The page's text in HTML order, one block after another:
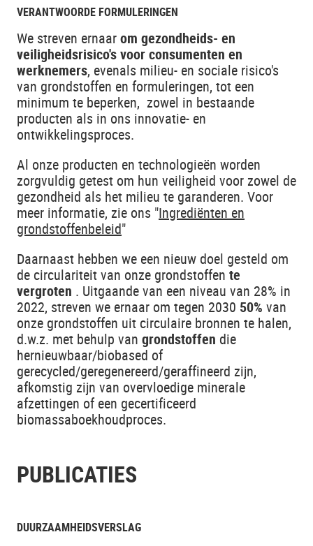
VERANTWOORDE FORMULERINGEN
We streven ernaarom gezondheids- en
veiligheidsrisico's voor consumenten en
werknemers, evenals milieu- en sociale risico's
van grondstoffen en formuleringen, tot een
minimum te beperken, zowel in bestaande
producten als in ons innovatie- en
ontwikkelingsproces.
Al onze producten en technologieën worden
zorgvuldig getest om hun veiligheid voor zowel de
gezondheid als het milieu te garanderen. Voor
meer informatie, zie ons "Ingrediënten en
grondstoffenbeleid"
Daarnaast hebben we een nieuw doel gesteld om
de circulariteit van onze grondstoffen te
vergroten . Uitgaande van een niveau van 28% in
2022, streven we ernaar om tegen 2030 50% van
onze grondstoffen uit circulaire bronnen te halen,
d.w.z. met behulp van grondstoffen die
hernieuwbaar/biobased of
gerecycled/geregenereerd/geraffineerd zijn,
afkomstig zijn van overvloedige minerale
afzettingen of een gecertificeerd
biomassaboekhoudproces.
PUBLICATIES
DUURZAAMHEIDSVERSLAG